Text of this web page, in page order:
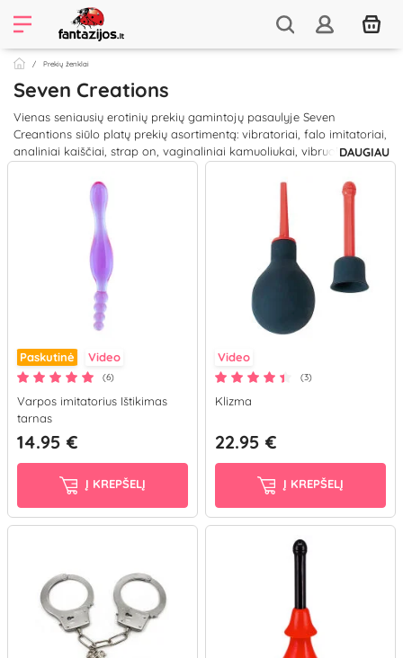
Prekių ženklai
Seven Creations
Vienas seniausių erotinių prekių gamintojų pasaulyje Seven
Creantions siūlo platų prekių asortimentą: vibratoriai, falo imitatoriai,
analiniai kaiščiai, strap on, vaginaliniai kamuoliukai, vibruojantys
penio žiedai - rasite visko! Įvairiausi dydžiai, formos, spalvos ir
patikima bei saugi medžiaga. Pirmieji Seven Creations sekso žaislai
įsitvirtinę rinkoje ir mylimi klientų, tačiau įmonė nesustoja - nuolatos
siūlo naujų, patobulintų sekso žaisliukų variantų. Todėl savo žaislą
išsirinks tiek vyras, tiek moteris, tiek nuobodžiu seksualiniu gyvenimu
nesiskundžianti pora!
DAUGIAU
Paskutinė Video
(6)
Varpos imitatorius Ištikimas
tarnas
14.95 €
Į KREPŠELĮ
Video
(3)
Klizma
22.95 €
Į KREPŠELĮ